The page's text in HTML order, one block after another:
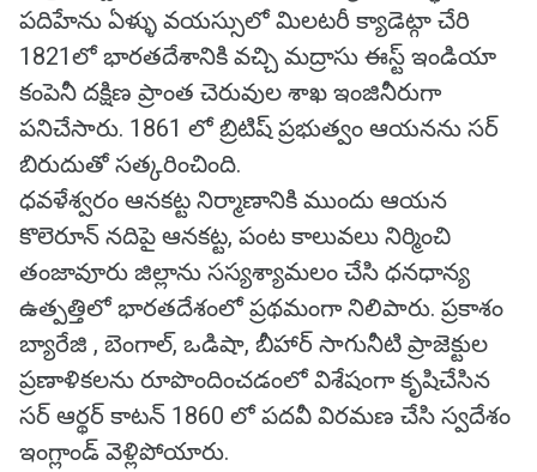
పదిహేను ఏళ్ళు వయస్సులో మిలటరీ క్యాడెట్గా చేరి
1821లో భారతదేశానికి వచ్చి మద్రాసు ఈస్ట్ ఇండియా
కంపెనీ దక్షిణ ప్రాంత చెరువుల శాఖ ఇంజినీరుగా
పనిచేసారు. 1861 లో బ్రిటిష్ ప్రభుత్వం ఆయనను సర్
బిరుదుతో సత్కరించింది.
ధవళేశ్వరం ఆనకట్ట నిర్మాణానికి ముందు ఆయన
కొలెరూన్ నదిపై ఆనకట్ట, పంట కాలువలు నిర్మించి
తంజావూరు జిల్లాను సస్యశ్యామలం చేసి ధనధాన్య
ఉత్పత్తిలో భారతదేశంలో ప్రథమంగా నిలిపారు. ప్రకాశం
బ్యారేజి , బెంగాల్, ఒడిషా, బీహార్ సాగునీటి ప్రాజెక్టుల
ప్రణాళికలను రూపొందించడంలో విశేషంగా కృషిచేసిన
సర్ ఆర్థర్ కాటన్ 1860 లో పదవీ విరమణ చేసి స్వదేశం
ఇంగ్లాండ్ వెళ్లిపోయారు.